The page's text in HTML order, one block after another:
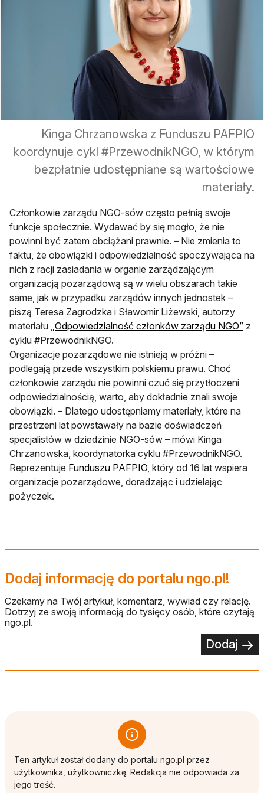
Kinga Chrzanowska z Funduszu PAFPIO
koordynuje cykl #PrzewodnikNGO, w którym
bezpłatnie udostępniane są wartościowe
materiały.
Członkowie zarządu NGO-sów często pełnią swoje
funkcje społecznie. Wydawać by się mogło, że nie
powinni być zatem obciążani prawnie. – Nie zmienia to
faktu, że obowiązki i odpowiedzialność spoczywająca na
nich z racji zasiadania w organie zarządzającym
organizacją pozarządową są w wielu obszarach takie
same, jak w przypadku zarządów innych jednostek –
piszą Teresa Zagrodzka i Sławomir Liżewski, autorzy
materiału „Odpowiedzialność członków zarządu NGO” z
cyklu #PrzewodnikNGO.
Organizacje pozarządowe nie istnieją w próżni –
podlegają przede wszystkim polskiemu prawu. Choć
członkowie zarządu nie powinni czuć się przytłoczeni
odpowiedzialnością, warto, aby dokładnie znali swoje
obowiązki. – Dlatego udostępniamy materiały, które na
przestrzeni lat powstawały na bazie doświadczeń
specjalistów w dziedzinie NGO-sów – mówi Kinga
Chrzanowska, koordynatorka cyklu #PrzewodnikNGO.
Reprezentuje Funduszu PAFPIO, który od 16 lat wspiera
organizacje pozarządowe, doradzając i udzielając
pożyczek.
Dodaj informację do portalu ngo.pl!
Czekamy na Twój artykuł, komentarz, wywiad czy relację.
Dotrzyj ze swoją informacją do tysięcy osób, które czytają
ngo.pl.
Dodaj
Ten artykuł został dodany do portalu ngo.pl przez
użytkownika, użytkowniczkę. Redakcja nie odpowiada za
jego treść.